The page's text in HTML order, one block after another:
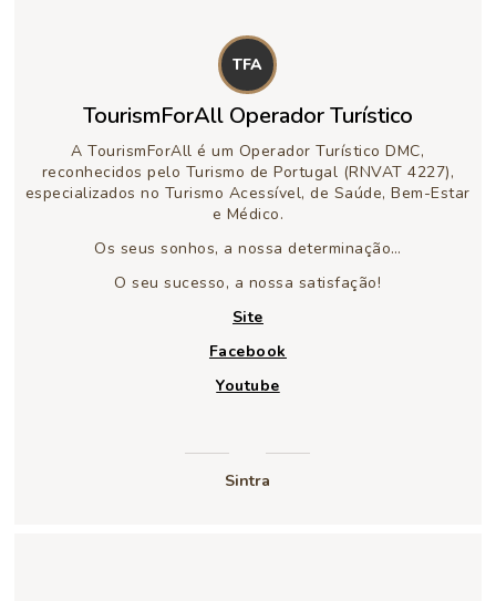
TFA
TourismForAll Operador Turístico
A TourismForAll é um Operador Turístico DMC,
reconhecidos pelo Turismo de Portugal (RNVAT 4227),
especializados no Turismo Acessível, de Saúde, Bem-Estar
e Médico.
Os seus sonhos, a nossa determinação…
O seu sucesso, a nossa satisfação!
Site
Facebook
Youtube
Sintra